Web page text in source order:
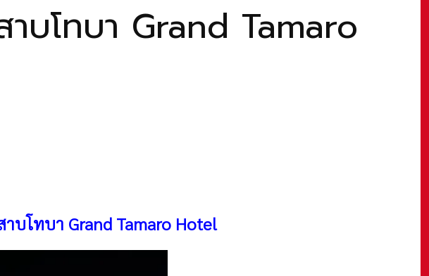
าบโทบา Grand Tamaro
บโทบา Grand Tamaro Hotel